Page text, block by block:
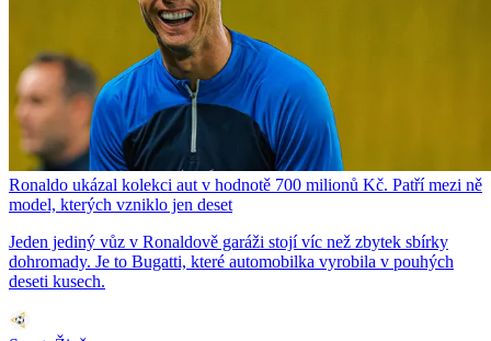
Ronaldo ukázal kolekci aut v hodnotě 700 milionů Kč. Patří mezi ně
model, kterých vzniklo jen deset
Jeden jediný vůz v Ronaldově garáži stojí víc než zbytek sbírky
dohromady. Je to Bugatti, které automobilka vyrobila v pouhých
deseti kusech.